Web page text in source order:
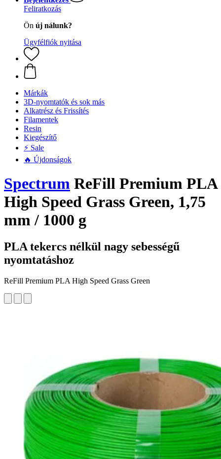
Feliratkozás
Ön új nálunk?
Ügyfélfiók nyitása
Márkák
3D-nyomtatók és sok más
Alkatrész és Frissítés
Filamentek
Resin
Kiegészítő
⚡ Sale
🔥 Újdonságok
Spectrum ReFill Premium PLA
High Speed Grass Green, 1,75
mm / 1000 g
PLA tekercs nélkül nagy sebességű
nyomtatáshoz
ReFill Premium PLA High Speed Grass Green